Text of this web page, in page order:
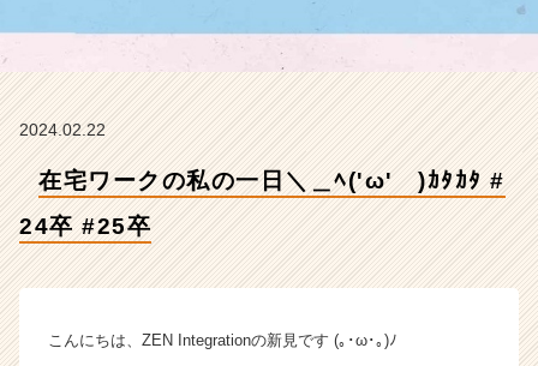
t
e
o
2024.02.22
在宅ワークの私の一日＼＿ﾍ('ω' )ｶﾀｶﾀ #
24卒 #25卒
こんにちは、ZEN Integrationの新見です (｡･ω･｡)ﾉ